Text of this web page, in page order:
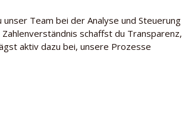
Team bei der Analyse und Steuerung
schaffst du Transparenz,
aktiv dazu bei, unsere Prozesse